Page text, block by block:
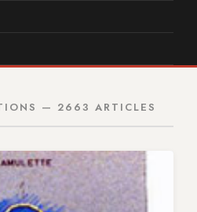
— 2663 ARTICLES